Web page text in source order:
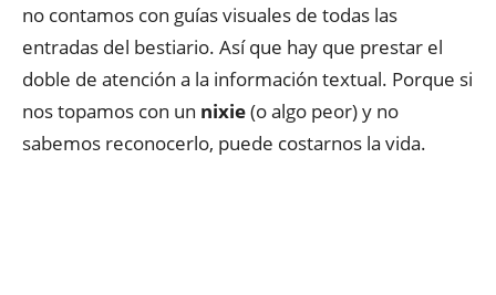
no contamos con guías visuales de todas las
entradas del bestiario. Así que hay que prestar el
doble de atención a la información textual. Porque si
nos topamos con un nixie(o algo peor) y no
sabemos reconocerlo, puede costarnos la vida.